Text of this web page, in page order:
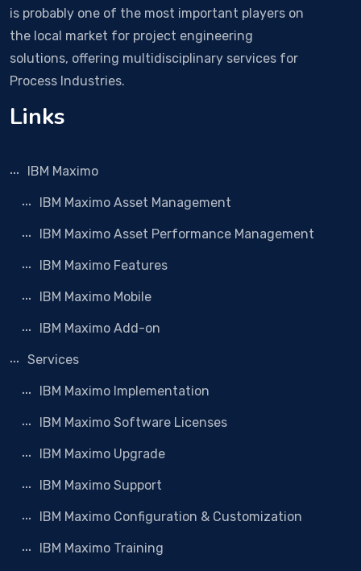
is probably one of the most important players on
the local market for project engineering
solutions, offering multidisciplinary services for
Process Industries.
Links
IBM Maximo
IBM Maximo Asset Management
IBM Maximo Asset Performance Management
IBM Maximo Features
IBM Maximo Mobile
IBM Maximo Add-on
Services
IBM Maximo Implementation
IBM Maximo Software Licenses
IBM Maximo Upgrade
IBM Maximo Support
IBM Maximo Configuration & Customization
IBM Maximo Training